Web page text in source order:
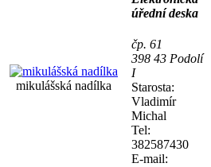
mikulášská nadílka
úřední deska
čp. 61
398 43 Podolí
I
Starosta:
Vladimír
Michal
Tel:
382587430
E-mail: